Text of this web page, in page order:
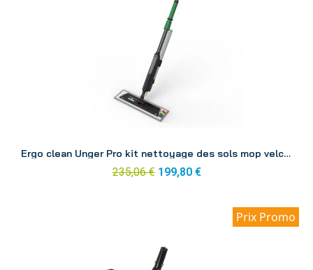
Ergo clean Unger Pro kit nettoyage des sols mop velcro 1000 ml FAKT2
235,06 € 199,80 €
Prix Promo